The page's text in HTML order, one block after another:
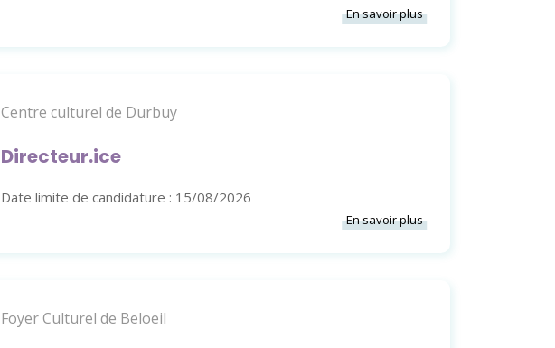
En savoir plus
Centre culturel de Durbuy
Directeur.ice
Date limite de candidature : 15/08/2026
En savoir plus
Foyer Culturel de Beloeil